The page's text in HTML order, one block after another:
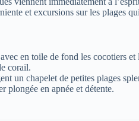
et excursions sur les plages
en toile de fond les
corail.
un chapelet de petites plages
plongée en apnée et détente.